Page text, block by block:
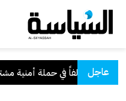
عاجل